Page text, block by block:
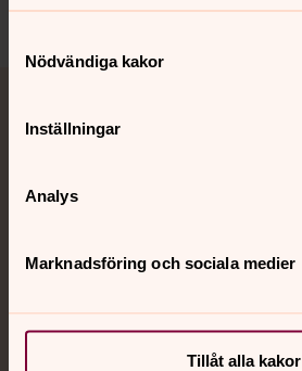
Nödvändiga kakor
Inställningar
Analys
Marknadsföring och sociala medier
Tillåt alla kakor
Tillbaka till toppen
Tillbaka till innehållet
Jourhavande präst
med en präst på kvällar och nätter.
Chatt